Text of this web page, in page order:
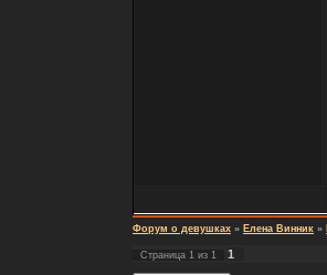
Форум о девушках » Елена Винник »
Страница 1 из 1 1